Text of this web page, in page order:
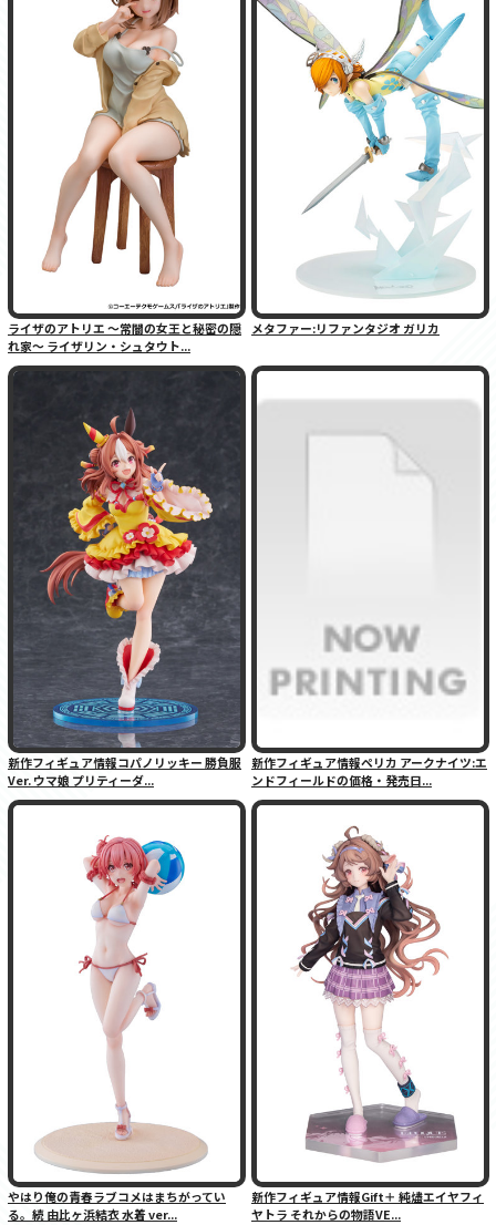
ライザのアトリエ 〜常闇の女王と秘密の隠
れ家〜 ライザリン・シュタウト...
メタファー:リファンタジオ ガリカ
新作フィギュア情報コパノリッキー 勝負服
Ver. ウマ娘 プリティーダ...
新作フィギュア情報ペリカ アークナイツ:エ
ンドフィールドの価格・発売日...
やはり俺の青春ラブコメはまちがってい
る。続 由比ヶ浜結衣 水着 ver...
新作フィギュア情報Gift＋ 純燼エイヤフィ
ヤトラ それからの物語VE...